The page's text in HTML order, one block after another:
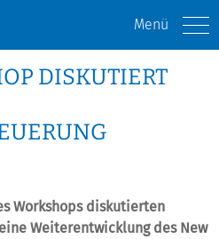
Menü
DISKUTIERT
Workshops diskutierten
Weiterentwicklung des New